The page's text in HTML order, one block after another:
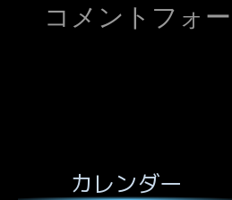
コメントフォ
カレンダー